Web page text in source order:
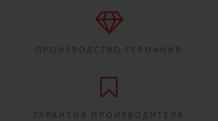
ПРОИЗВОДСТВО ГЕРМАНИЯ
ГАРАНТИЯ ПРОИЗВОДИТЕЛЯ